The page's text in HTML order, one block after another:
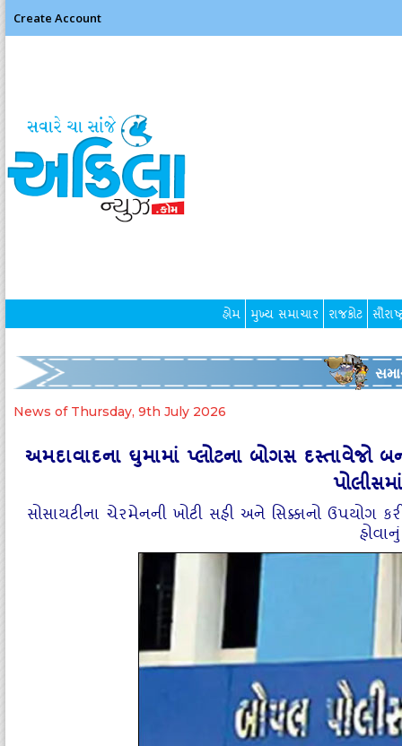
Create Account
હોમ મુખ્ય સમાચાર રાજકોટ
News of Thursday, 9th July 2026
અમદાવાદના ઘુમામાં પ્લોટના બોગસ દસ્તાવેજો
સોસાયટીના ચેરમેનની ખોટી સહી અને સિક્કાનો ઉપયોગ